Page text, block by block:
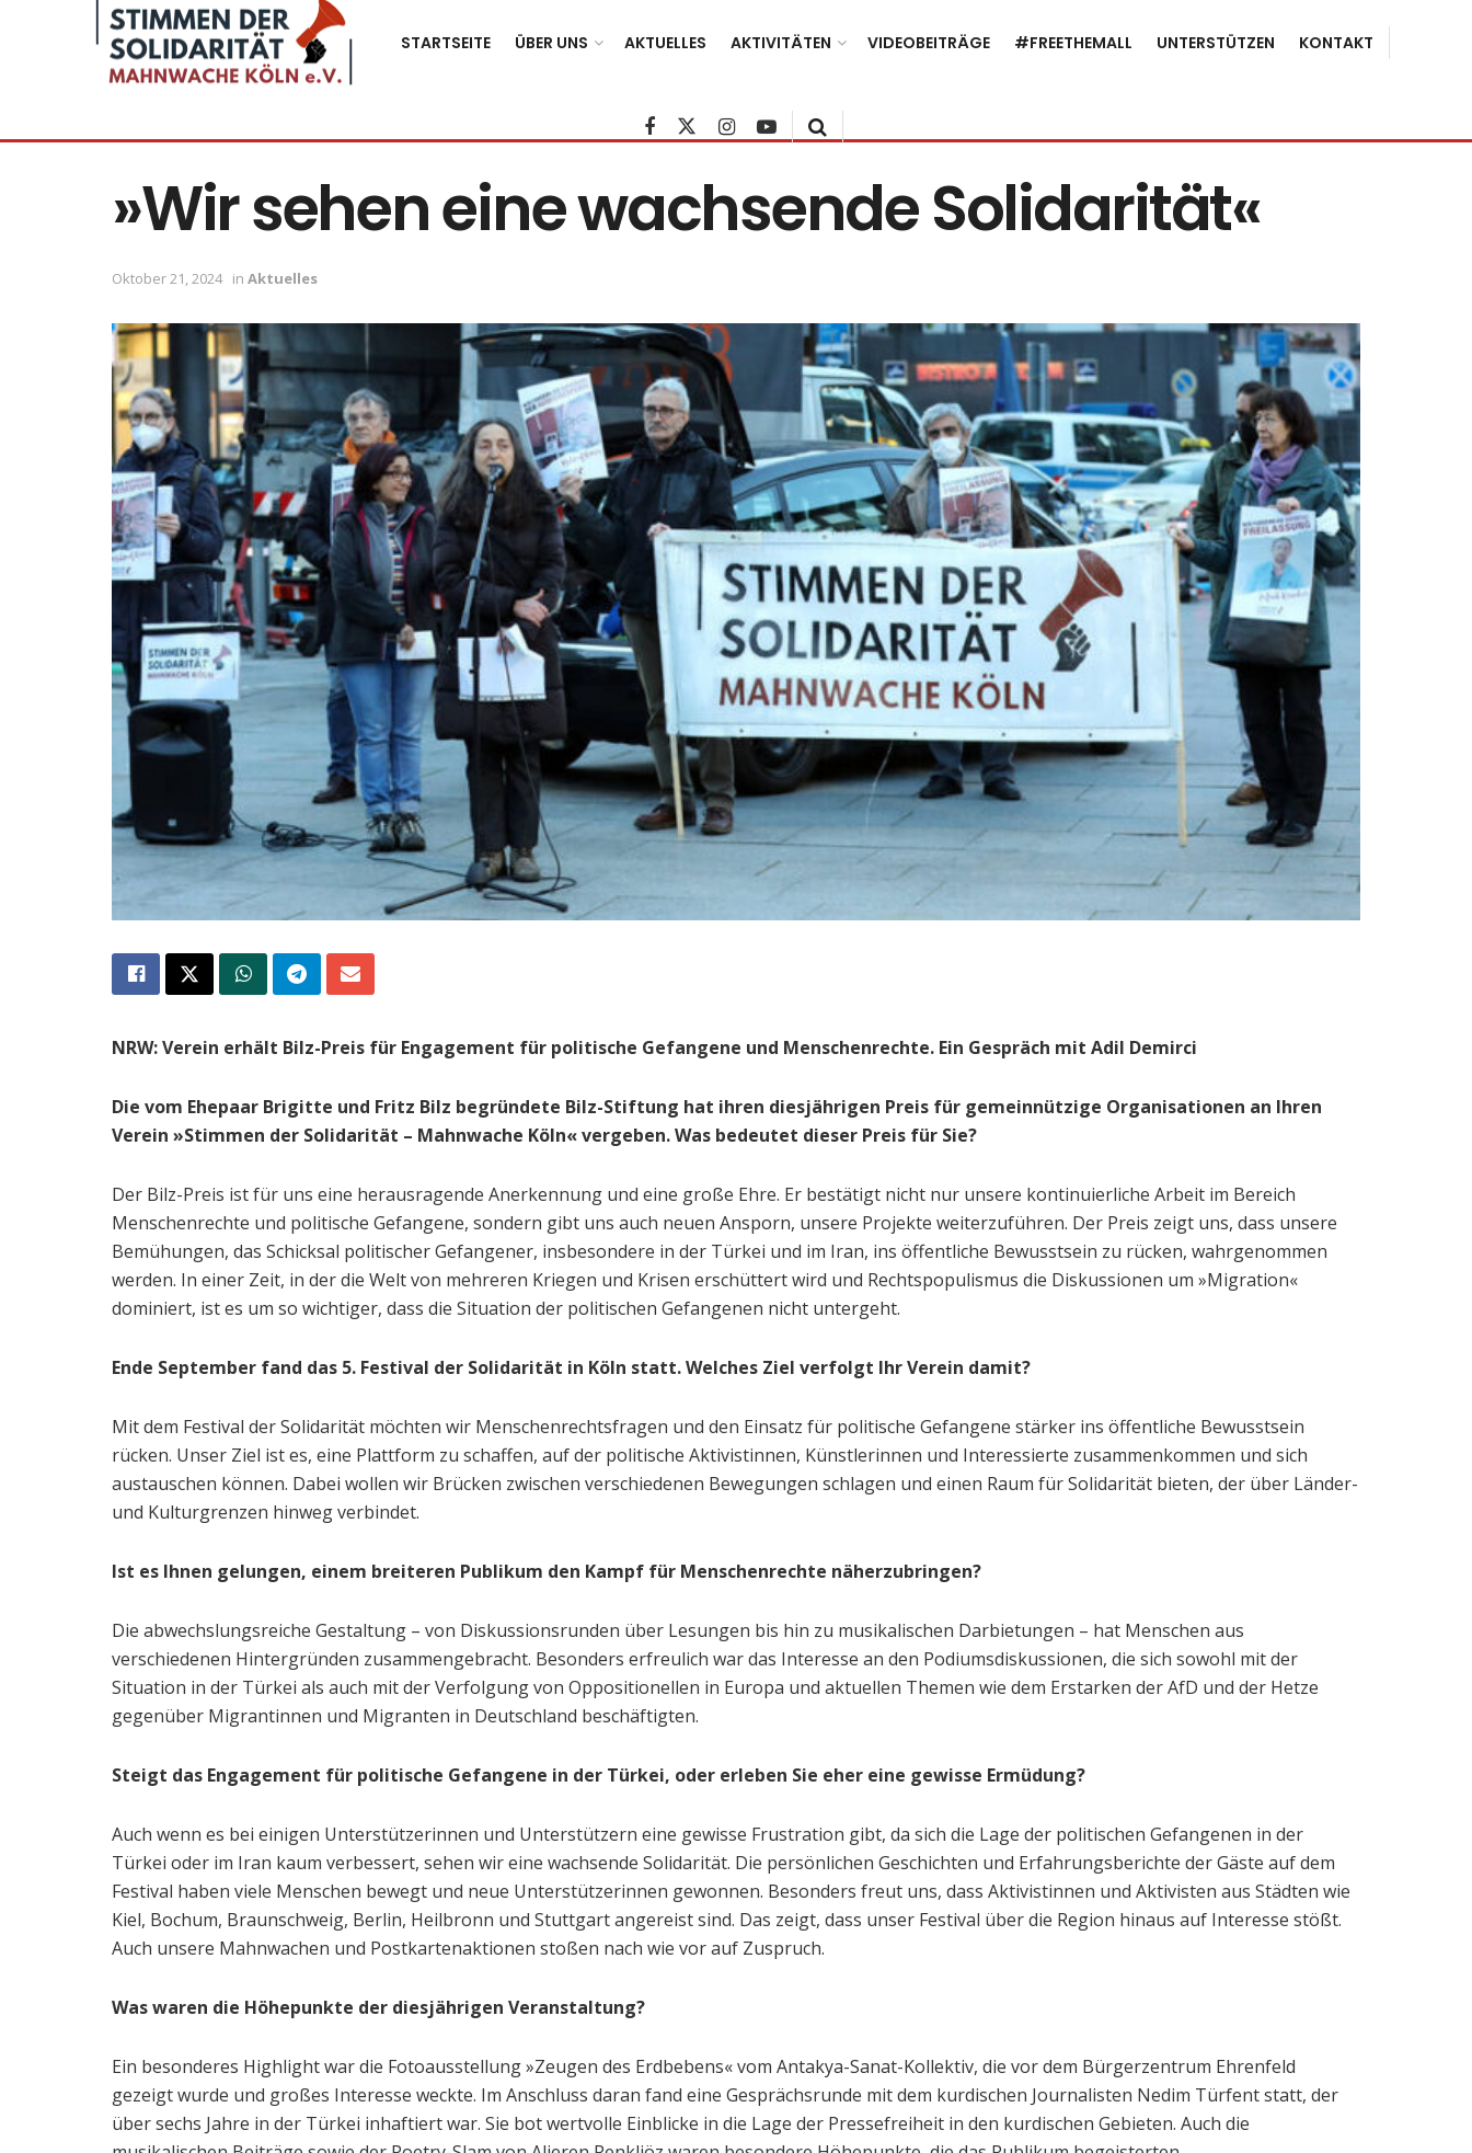
STARTSEITE ÜBER UNS AKTUELLES AKTIVITÄTEN VIDEOBEITRÄGE #FREETHEMALL UNTERSTÜTZEN KONTAKT
»Wir sehen eine wachsende Solidarität«
Oktober 21, 2024 in Aktuelles
NRW: Verein erhält Bilz-Preis für Engagement für politische Gefangene und Menschenrechte. Ein Gespräch mit Adil Demirci
Die vom Ehepaar Brigitte und Fritz Bilz begründete Bilz-Stiftung hat ihren diesjährigen Preis für gemeinnützige Organisationen an Ihren
Verein »Stimmen der Solidarität – Mahnwache Köln« vergeben. Was bedeutet dieser Preis für Sie?
Der Bilz-Preis ist für uns eine herausragende Anerkennung und eine große Ehre. Er bestätigt nicht nur unsere kontinuierliche Arbeit im Bereich
Menschenrechte und politische Gefangene, sondern gibt uns auch neuen Ansporn, unsere Projekte weiterzuführen. Der Preis zeigt uns, dass unsere
Bemühungen, das Schicksal politischer Gefangener, insbesondere in der Türkei und im Iran, ins öffentliche Bewusstsein zu rücken, wahrgenommen
werden. In einer Zeit, in der die Welt von mehreren Kriegen und Krisen erschüttert wird und Rechtspopulismus die Diskussionen um »Migration«
dominiert, ist es um so wichtiger, dass die Situation der politischen Gefangenen nicht untergeht.
Ende September fand das 5. Festival der Solidarität in Köln statt. Welches Ziel verfolgt Ihr Verein damit?
Mit dem Festival der Solidarität möchten wir Menschenrechtsfragen und den Einsatz für politische Gefangene stärker ins öffentliche Bewusstsein
rücken. Unser Ziel ist es, eine Plattform zu schaffen, auf der politische Aktivistinnen, Künstlerinnen und Interessierte zusammenkommen und sich
austauschen können. Dabei wollen wir Brücken zwischen verschiedenen Bewegungen schlagen und einen Raum für Solidarität bieten, der über Länder-
und Kulturgrenzen hinweg verbindet.
Ist es Ihnen gelungen, einem breiteren Publikum den Kampf für Menschenrechte näherzubringen?
Die abwechslungsreiche Gestaltung – von Diskussionsrunden über Lesungen bis hin zu musikalischen Darbietungen – hat Menschen aus
verschiedenen Hintergründen zusammengebracht. Besonders erfreulich war das Interesse an den Podiumsdiskussionen, die sich sowohl mit der
Situation in der Türkei als auch mit der Verfolgung von Oppositionellen in Europa und aktuellen Themen wie dem Erstarken der AfD und der Hetze
gegenüber Migrantinnen und Migranten in Deutschland beschäftigten.
Steigt das Engagement für politische Gefangene in der Türkei, oder erleben Sie eher eine gewisse Ermüdung?
Auch wenn es bei einigen Unterstützerinnen und Unterstützern eine gewisse Frustration gibt, da sich die Lage der politischen Gefangenen in der
Türkei oder im Iran kaum verbessert, sehen wir eine wachsende Solidarität. Die persönlichen Geschichten und Erfahrungsberichte der Gäste auf dem
Festival haben viele Menschen bewegt und neue Unterstützerinnen gewonnen. Besonders freut uns, dass Aktivistinnen und Aktivisten aus Städten wie
Kiel, Bochum, Braunschweig, Berlin, Heilbronn und Stuttgart angereist sind. Das zeigt, dass unser Festival über die Region hinaus auf Interesse stößt.
Auch unsere Mahnwachen und Postkartenaktionen stoßen nach wie vor auf Zuspruch.
Was waren die Höhepunkte der diesjährigen Veranstaltung?
Ein besonderes Highlight war die Fotoausstellung »Zeugen des Erdbebens« vom Antakya-Sanat-Kollektiv, die vor dem Bürgerzentrum Ehrenfeld
gezeigt wurde und großes Interesse weckte. Im Anschluss daran fand eine Gesprächsrunde mit dem kurdischen Journalisten Nedim Türfent statt, der
über sechs Jahre in der Türkei inhaftiert war. Sie bot wertvolle Einblicke in die Lage der Pressefreiheit in den kurdischen Gebieten. Auch die